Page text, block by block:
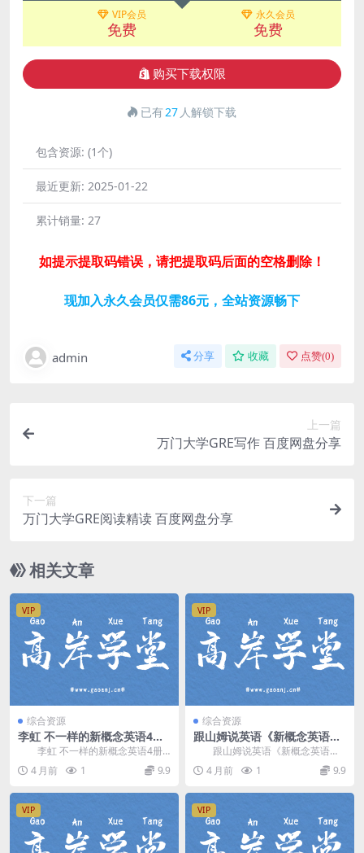
VIP会员
免费
永久会员
免费
购买下载权限
已有27 人解锁下载
包含资源: (1个)
最近更新: 2025-01-22
累计销量: 27
如提示提取码错误，请把提取码后面的空格删除！
现加入永久会员仅需86元，全站资源畅下
admin 分享 收藏 点赞(0)
上一篇
万门大学GRE写作 百度网盘分享
下一篇
万门大学GRE阅读精读 百度网盘分享
相关文章
VIP
综合资源
李虹 不一样的新概念英语4册
视频课(含讲义+音频)
李虹 不一样的新概念英语4册
视频课(含讲义+音频)，该为课程为
英语学习处于精...
4 月前 1 9.9
VIP
综合资源
跟山姆说英语《新概念英语第
1全册超精讲》百度网盘分享
跟山姆说英语《新概念英语第1
全册超精讲》新概念英语第1册共计
144课，共62...
4 月前 1 9.9
VIP VIP